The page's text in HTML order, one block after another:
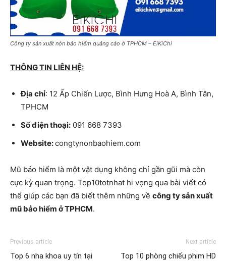
Công ty sản xuất nón bảo hiểm quảng cáo ở TPHCM – EiKiChi
THÔNG TIN LIÊN HỆ:
Địa chỉ: 12 Ấp Chiến Lược, Bình Hưng Hoà A, Bình Tân,
TPHCM
Số điện thoại: 091 668 7393
Website:congtynonbaohiem.com
Mũ bảo hiểm là một vật dụng không chỉ gần gũi mà còn
cực kỳ quan trọng. Top10totnhat hi vọng qua bài viết có
thể giúp các bạn đã biết thêm những về công ty sản xuất
mũ bảo hiểm ở TPHCM.
Previous article
Top 6 nha khoa uy tín tại
Next article
Top 10 phòng chiếu phim HD